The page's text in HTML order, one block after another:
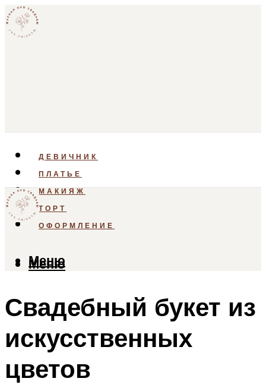
ДЕВИЧНИК
ПЛАТЬЕ
МАКИЯЖ
ТОРТ
ОФОРМЛЕНИЕ
Меню
Меню
Свадебный букет из
искусственных
цветов